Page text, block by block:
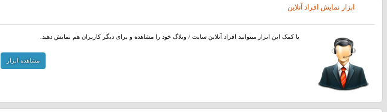
ابزار نمایش افراد آنلاین
با کمک این ابزار میتوانید افراد آنلاین سایت / وبلاگ خود را مشاهده و برای دیگر کاربران هم نمایش دهید.
مشاهده ابزار